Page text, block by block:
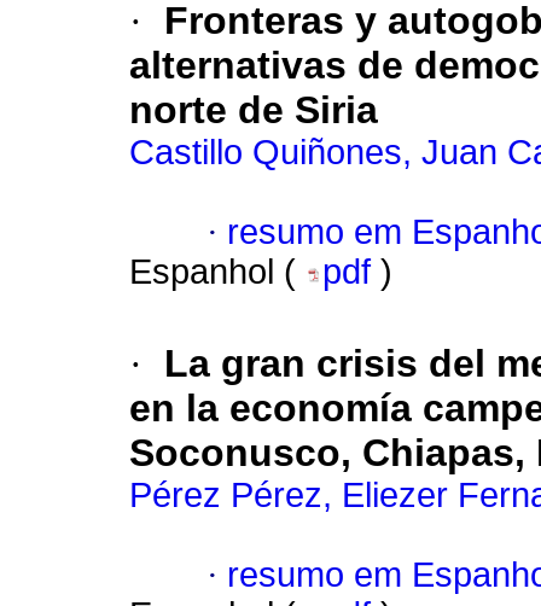
·
Fronteras y
alternativas de
norte de Siria
Castillo Quiñones, Juan
· resumo em
Espanhol (
pdf )
·
La gran crisis del
en la economía
Soconusco, Chiapas,
Pérez Pérez, Eliezer
· resumo em